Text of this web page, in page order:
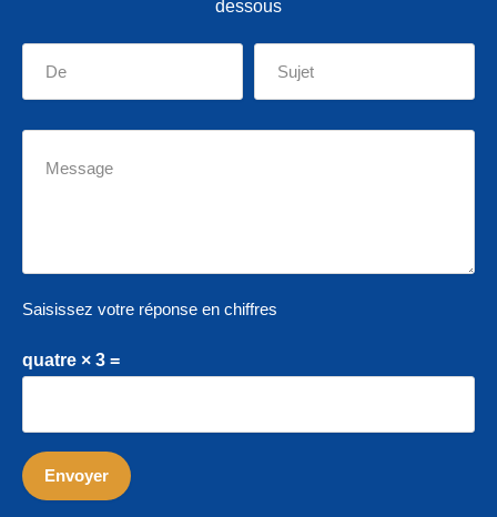
dessous
Saisissez votre réponse en chiffres
quatre × 3 =